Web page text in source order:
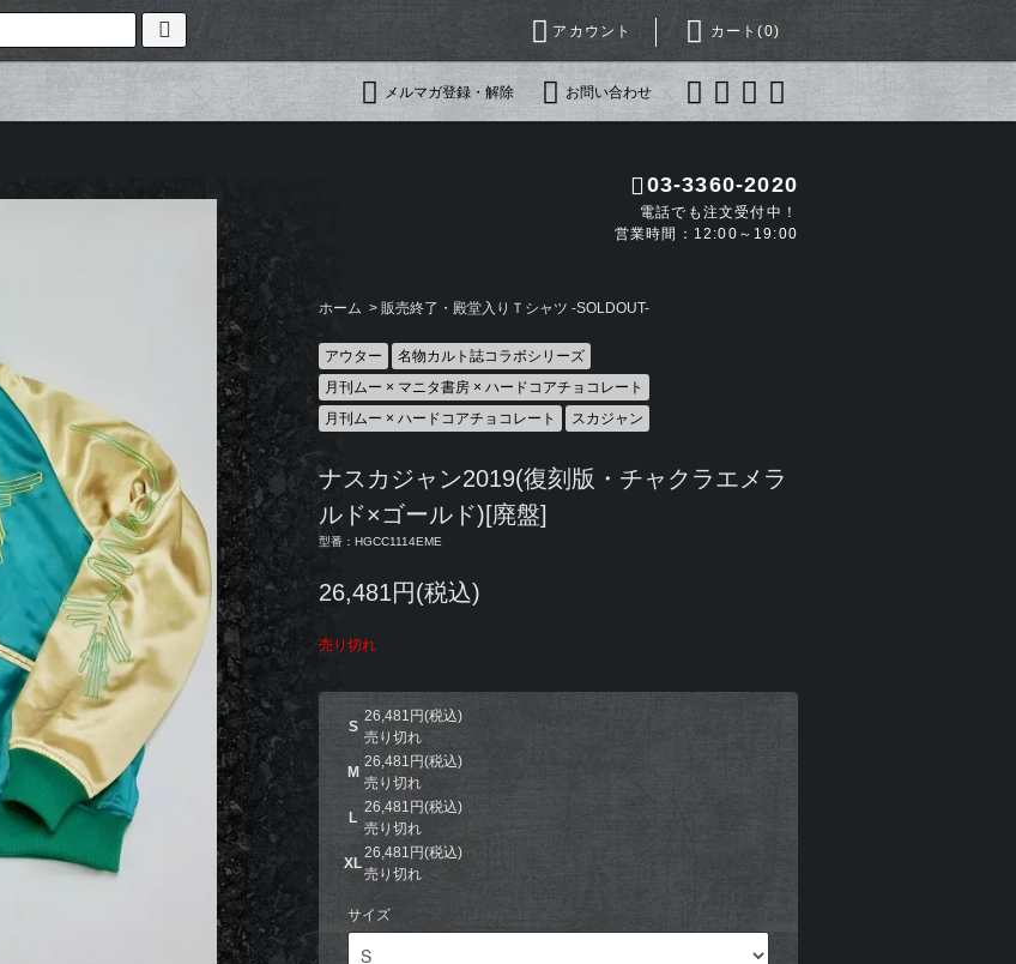
アカウント カート(0)
メルマガ登録・解除 お問い合わせ
03-3360-2020
電話でも注文受付中！
営業時間：12:00～19:00
ホーム > 販売終了・殿堂入りＴシャツ -SOLDOUT-
アウター
名物カルト誌コラボシリーズ
月刊ムー × マニタ書房 × ハードコアチョコレート
月刊ムー × ハードコアチョコレート
スカジャン
ナスカジャン2019(復刻版・チャクラエメラ
ルド×ゴールド)[廃盤]
型番：HGCC1114EME
26,481円(税込)
売り切れ
S
26,481円(税込)
売り切れ
M
26,481円(税込)
売り切れ
L
26,481円(税込)
売り切れ
XL
26,481円(税込)
売り切れ
サイズ